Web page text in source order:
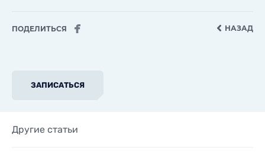
ПОДЕЛИТЬСЯ НАЗАД
ЗАПИСАТЬСЯ
Другие статьи